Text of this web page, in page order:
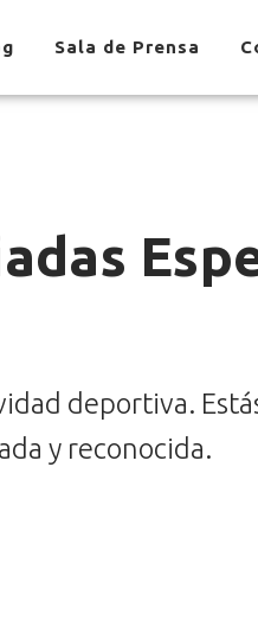
Sala de Prensa
deportiva.
y reconocida.